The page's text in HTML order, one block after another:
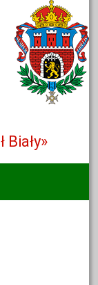
Biały»